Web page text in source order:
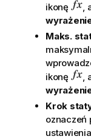
ikonę
,
Maks.
ikonę
,
Krok
oznaczeń